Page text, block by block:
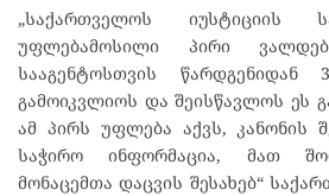
„საქართველოს იუსტიციის
უფლებამოსილი პირი
სააგენტოსთვის
გამოიკვლიოს და შეისწავლოს ეს
ამ პირს უფლება აქვს, კანონის
საჭირო ინფორმაცია, მათ
მონაცემთა დაცვის შესახებ“